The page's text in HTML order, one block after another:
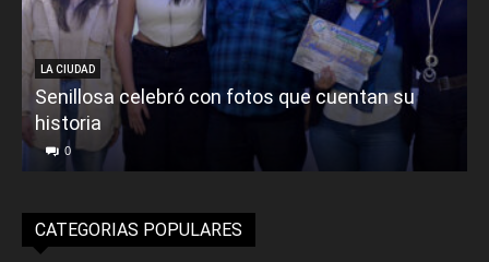
LA CIUDAD
Senillosa celebró con fotos que cuentan su
historia
0
CATEGORIAS POPULARES